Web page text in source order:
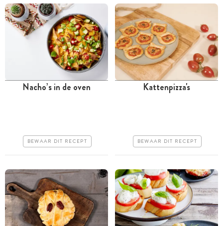
Makkelijk
Nacho’s in de oven
BEWAAR DIT RECEPT Erg makkelijk
Kattenpizza's
BEWAAR DIT RECEPT